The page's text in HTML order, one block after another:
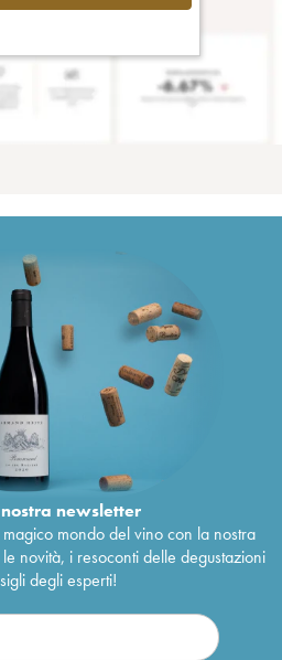
newsletter
mondo del vino con la nostra
novità, i resoconti delle degustazioni
degli esperti!